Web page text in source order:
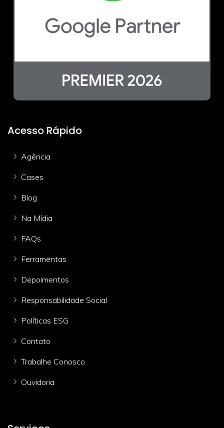
Acesso Rápido
Agência
Cases
Blog
Na Mídia
FAQs
Ferramentas
Depoimentos
Responsabilidade Social
Políticas ESG
Contato
Trabalhe Conosco
Ouvidoria